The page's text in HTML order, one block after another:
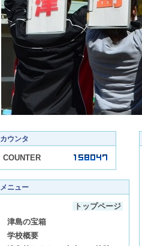
カウンタ
COUNTER
メニュー
トップページ
津島の宝箱
学校概要